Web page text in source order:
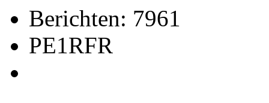
Berichten: 7961
PE1RFR